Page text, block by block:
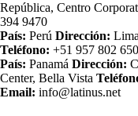
República, Centro
394 9470
País: Perú Dirección:
Teléfono: +51 957 802 650
País: Panamá Dirección:
Center, Bella Vista
Email: info@latinus.net